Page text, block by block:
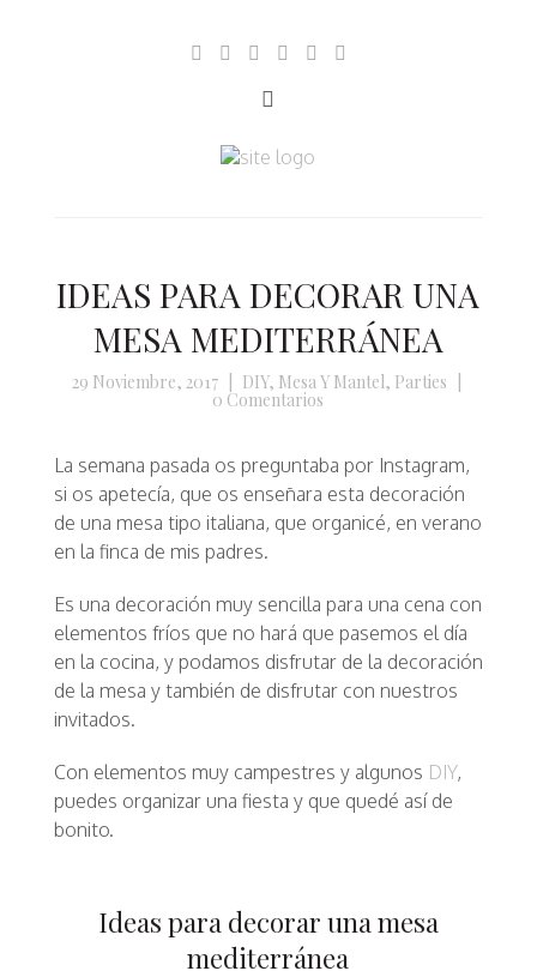
IDEAS PARA DECORAR UNA
MESA MEDITERRÁNEA
29 Noviembre, 2017 DIY, Mesa Y Mantel, Parties
0 Comentarios
La semana pasada os preguntaba por Instagram,
si os apetecía, que os enseñara esta decoración
de una mesa tipo italiana, que organicé, en verano
en la finca de mis padres.
Es una decoración muy sencilla para una cena con
elementos fríos que no hará que pasemos el día
en la cocina, y podamos disfrutar de la decoración
de la mesa y también de disfrutar con nuestros
invitados.
Con elementos muy campestres y algunos DIY,
puedes organizar una fiesta y que quedé así de
bonito.
Ideas para decorar una mesa
mediterránea